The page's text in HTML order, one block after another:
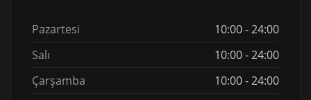
Pazartesi
10:00 - 24:00
Salı
10:00 - 24:00
Çarşamba
10:00 - 24:00